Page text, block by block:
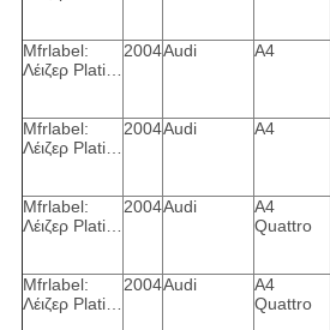
Mfrlabel:
Λέιζερ Plati…
2004Audi A4
Mfrlabel:
Λέιζερ Plati…
2004Audi A4
Mfrlabel:
Λέιζερ Plati…
2004Audi
A4
Quattro
Mfrlabel:
Λέιζερ Plati…
2004Audi
A4
Quattro